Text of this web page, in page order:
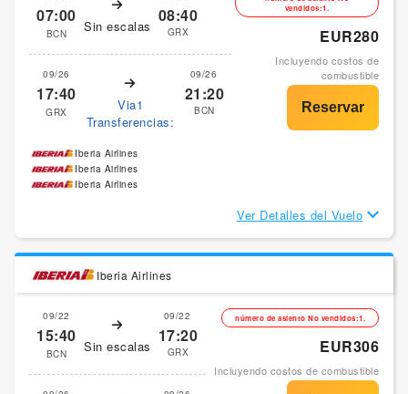
07:00
BCN Sin escalas 08:40
GRX
09/26
17:40
GRX
Via1
Transferencias:
09/26
21:20
BCN
vendidos:1.
EUR280
Incluyendo costos de
combustible
Iberia Airlines
Iberia Airlines
Iberia Airlines
Ver Detalles del Vuelo
Iberia Airlines
09/22
15:40
BCN Sin escalas
09/22
17:20
GRX
número de asiento No vendidos:1.
EUR306
Incluyendo costos de combustible